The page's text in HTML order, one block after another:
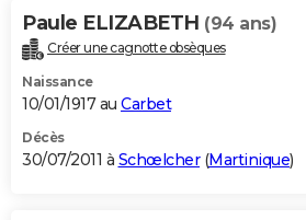
Paule ELIZABETH (94 ans)
Créer une cagnotte obsèques
Naissance
10/01/1917 au Carbet
Décès
30/07/2011 à Schœlcher(Martinique)